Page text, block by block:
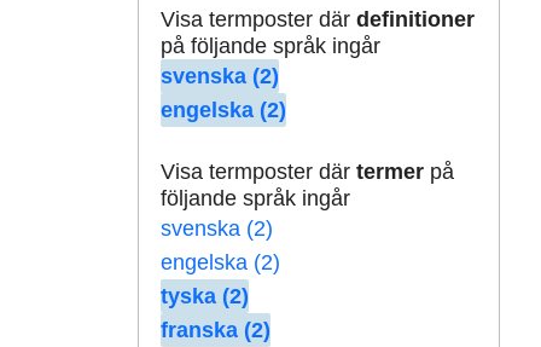
Visa termposter där definitioner
på följande språk ingår
svenska (2)
engelska (2)
Visa termposter där termerpå
följande språk ingår
svenska (2)
engelska (2)
tyska (2)
franska (2)